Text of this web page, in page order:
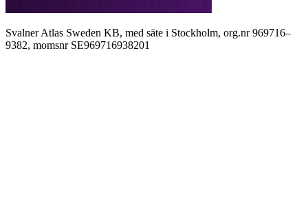
Svalner Atlas Sweden KB, med säte i Stockholm, org.nr 969716–
9382, momsnr SE969716938201